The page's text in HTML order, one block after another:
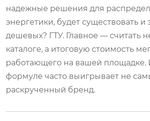
надежные решения для
энергетики, будет существовать и
дешевых? ГТУ. Главное — считать
каталоге, а итоговую стоимость
работающего на вашей площадке.
формуле часто выигрывает не
раскрученный бренд.